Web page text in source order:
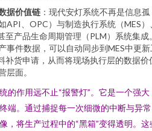
据价值链 ：现代安灯系统不再是信息孤
API、OPC）与制造执行系统（MES）
至产品生命周期管理（PLM）系统集成
事件数据，可以自动同步到MES中更新
补货申请，从而将现场执行层的数据价
层面。
的作用远不止“报警灯”。它是一个强大
端。通过捕捉每一次细微的中断与异
，将生产过程中的“黑箱”变得透明。这